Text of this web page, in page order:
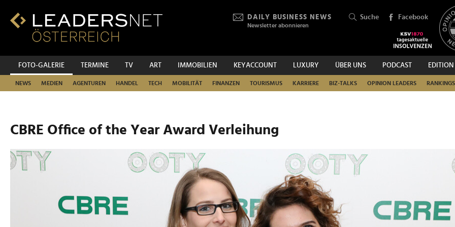
Inhalt
Fußzeilen-
Hauptnavigation
DAILY BUSINESS NEWS
Newsletter abonnieren
Suche Facebook
FOTO-GALERIE TERMINE TV ART IMMOBILIEN KEYACCOUNT LUXURY ÜBER UNS PODCAST EDITION
NEWS MEDIEN AGENTUREN HANDEL TECH MOBILITÄT FINANZEN TOURISMUS KARRIERE BIZ-TALKS OPINION LEADERS RANKINGS
SUCHEN
CBRE Office of the Year Award Verleihung